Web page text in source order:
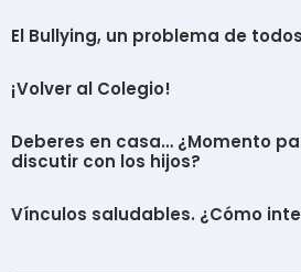
El Bullying, un problema de todos
¡Volver al Colegio!
Deberes en casa… ¿Momento
discutir con los hijos?
Vínculos saludables. ¿Cómo